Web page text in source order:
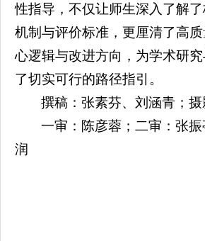
性指导，不仅让师生深入了解
机制与评价标准，更厘清了高
心逻辑与改进方向，为学术研
了切实可行的路径指引。
撰稿：张素芬、刘涵青；
一审：陈彦蓉；二审：张
润